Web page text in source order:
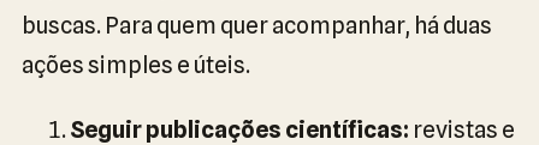
buscas. Para quem quer acompanhar, há duas
ações simples e úteis.
Seguir publicações científicas: revistas e